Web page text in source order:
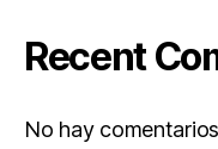
Recent
No hay